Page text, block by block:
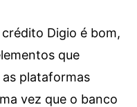
Digio é bom,
que
plataformas
vez que o banco